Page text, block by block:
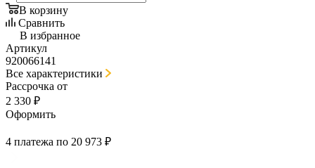
В корзину
Сравнить
В избранное
Артикул
920066141
Все характеристики
Рассрочка от
2 330 ₽
Оформить
4 платежа по 20 973 ₽